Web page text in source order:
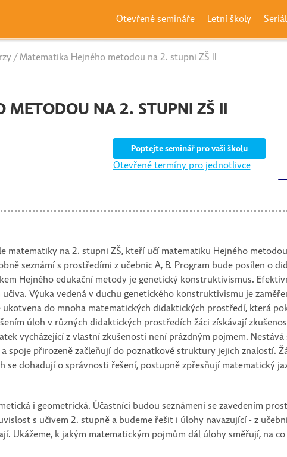
Otevřené semináře Letní školy
/ Matematika Hejného metodou na 2. stupni ZŠ II
METODOU NA 2. STUPNI ZŠ II
Poptejte seminář pro vaši školu
Otevřené termíny pro jednotlivce
matematiky na 2. stupni ZŠ, kteří učí matematiku Hejného
seznámí s prostředími z učebnic A, B. Program bude posílen o
Hejného edukační metody je genetický konstruktivismus.
Výuka vedená v duchu genetického konstruktivismu je
do mnoha matematických didaktických prostředí, která
úloh v různých didaktických prostředích žáci získávají
vycházející z vlastní zkušenosti není prázdným pojmem. Nestává
spoje přirozeně začleňují do poznatkové struktury jejich znalostí.
se dohadují o správnosti řešení, postupně zpřesňují matematický
i geometrická. Účastníci budou seznámeni se zavedením
s učivem 2. stupně a budeme řešit i úlohy navazující - z
Ukážeme, k jakým matematickým pojmům dál úlohy směřují, na